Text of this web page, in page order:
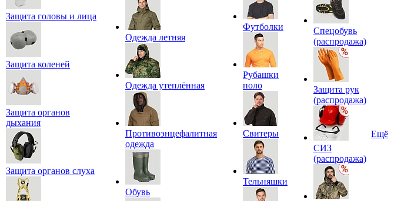
Защита головы и лица
Защита коленей
Защита органов
дыхания
Защита органов слуха
Одежда летняя
Одежда утеплённая
Противоэнцефалитная
одежда
Обувь
Футболки
Рубашки
поло
Свитеры
Тельняшки
Спецобувь
(распродажа)
Защита рук
(распродажа)
СИЗ
(распродажа)
Ещё